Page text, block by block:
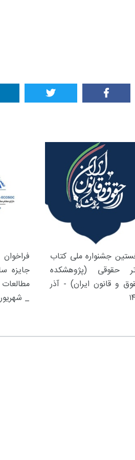
جشنواره ملی کتاب
حقوقی (پژوهشکده
و قانون ایران) - آذر
جایزه
_ شهریور ۱۴۰۴